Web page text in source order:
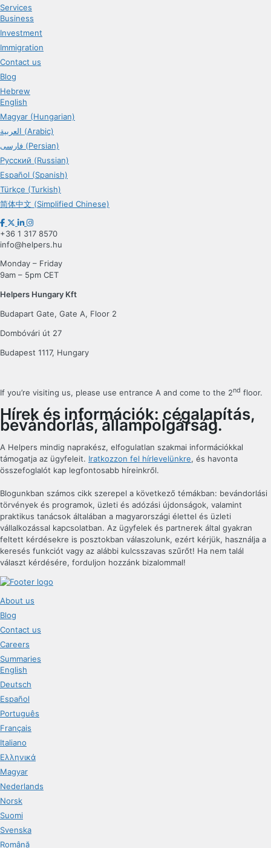
Services
Business
Investment
Immigration
Contact us
Blog
Hebrew
English
Magyar (Hungarian)
العربية (Arabic)
فارسی (Persian)
Русский (Russian)
Español (Spanish)
Türkçe (Turkish)
简体中文 (Simplified Chinese)
+36 1 317 8570
info@helpers.hu
Monday – Friday
9am – 5pm CET
Helpers Hungary Kft
Budapart Gate, Gate A, Floor 2
Dombóvári út 27
Budapest 1117, Hungary
If you’re visiting us, please use entrance A and come to the 2nd floor.
Hírek és információk: cégalapítás,
bevándorlás, állam­polgárság.
A Helpers mindig naprakész, elfogulatlan szakmai információkkal
támogatja az ügyfeleit. Iratkozzon fel hírlevelünkre, és havonta
összefoglalót kap legfontosabb híreinkről.
Blogunkban számos cikk szerepel a következő témákban: bevándorlási
törvények és programok, üzleti és adózási újdonságok, valamint
praktikus tanácsok általában a magyarországi élettel és üzleti
vállalkozással kapcsolatban. Az ügyfelek és partnerek által gyakran
feltett kérdésekre is posztokban válaszolunk, ezért kérjük, használja a
keresés funkciót vagy az alábbi kulcsszavas szűrőt! Ha nem talál
választ kérdésére, forduljon hozzánk bizalommal!
About us
Blog
Contact us
Careers
Summaries
English
Deutsch
Español
Português
Français
Italiano
Ελληνικά
Magyar
Nederlands
Norsk
Suomi
Svenska
Română